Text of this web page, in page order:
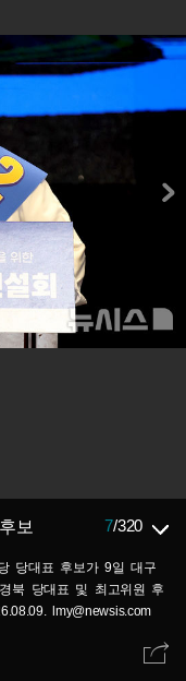
보 7/320
당대표 후보가 9일 대구
북 당대표 및 최고위원 후
lmy@newsis.com